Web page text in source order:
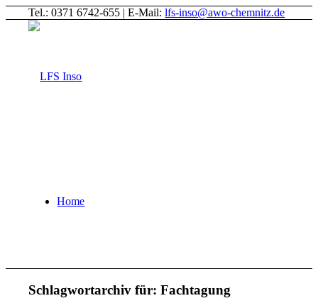
Tel.: 0371 6742-655 | E-Mail:lfs-inso@awo-chemnitz.de
Home
Schlagwortarchiv für:Fachtagung